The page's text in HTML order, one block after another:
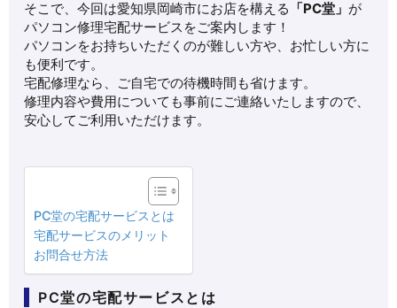
そこで、今回は愛知県岡崎市にお店を構える 「PC堂」 が
パソコン修理宅配サービスをご案内します！
パソコンをお持ちいただくのが難しい方や、お忙しい方に
も便利です。
宅配修理なら、ご自宅での待機時間も省けます。
修理内容や費用についても事前にご連絡いたしますので、
安心してご利用いただけます。
PC堂の宅配サービスとは
宅配サービスのメリット
お問合せ方法
PC堂の宅配サービスとは